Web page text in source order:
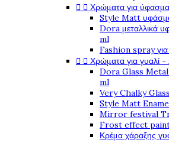
  Χρώματα για ύφασμα
Style Matt
Dora μεταλλικά
ml
Fashion spray
  Χρώματα για γυαλί -
Dora Glass
ml
Very Chalky
Style Matt
Mirror festival
Frost effect
Κρέμα χάραξης